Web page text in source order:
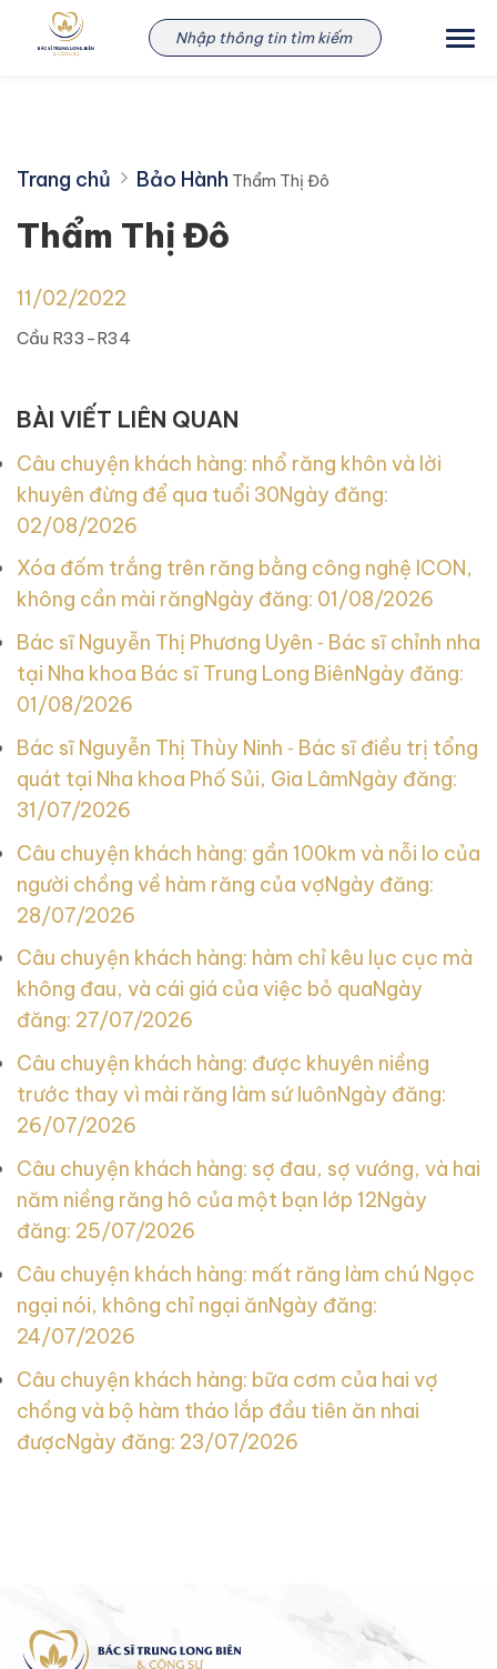
Thẩm Thị Đô
Trang chủ Bảo Hành Thẩm Thị Đô
Thẩm Thị Đô
11/02/2022
Cầu R33-R34
BÀI VIẾT LIÊN QUAN
Câu chuyện khách hàng: nhổ răng khôn và lời
khuyên đừng để qua tuổi 30Ngày đăng:
02/08/2026
Xóa đốm trắng trên răng bằng công nghệ ICON,
không cần mài răngNgày đăng: 01/08/2026
Bác sĩ Nguyễn Thị Phương Uyên ‑ Bác sĩ chỉnh nha
tại Nha khoa Bác sĩ Trung Long BiênNgày đăng:
01/08/2026
Bác sĩ Nguyễn Thị Thùy Ninh ‑ Bác sĩ điều trị tổng
quát tại Nha khoa Phố Sủi, Gia LâmNgày đăng:
31/07/2026
Câu chuyện khách hàng: gần 100km và nỗi lo của
người chồng về hàm răng của vợNgày đăng:
28/07/2026
Câu chuyện khách hàng: hàm chỉ kêu lục cục mà
không đau, và cái giá của việc bỏ quaNgày
đăng: 27/07/2026
Câu chuyện khách hàng: được khuyên niềng
trước thay vì mài răng làm sứ luônNgày đăng:
26/07/2026
Câu chuyện khách hàng: sợ đau, sợ vướng, và hai
năm niềng răng hô của một bạn lớp 12Ngày
đăng: 25/07/2026
Câu chuyện khách hàng: mất răng làm chú Ngọc
ngại nói, không chỉ ngại ănNgày đăng:
24/07/2026
Câu chuyện khách hàng: bữa cơm của hai vợ
chồng và bộ hàm tháo lắp đầu tiên ăn nhai
đượcNgày đăng: 23/07/2026